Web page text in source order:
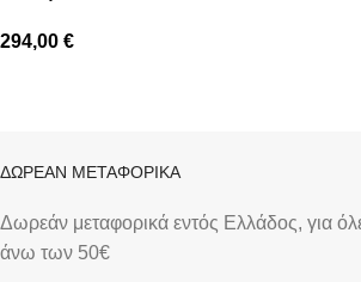
294,00 €
ΔΩΡΕΑΝ ΜΕΤΑΦΟΡΙΚΑ
Δωρεάν μεταφορικά εντός Ελλάδος, για
άνω των 50€